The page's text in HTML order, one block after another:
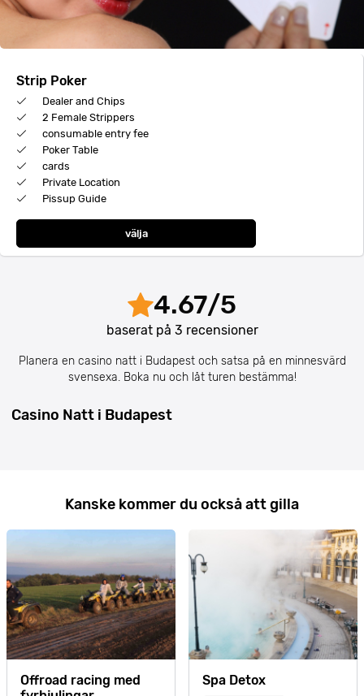
Strip Poker
Dealer and Chips
2 Female Strippers
consumable entry fee
Poker Table
cards
Private Location
Pissup Guide
välja
4.67/5
baserat på 3 recensioner
Planera en casino natt i Budapest och satsa på en minnesvärd
svensexa. Boka nu och låt turen bestämma!
Casino Natt i Budapest
Kanske kommer du också att gilla
Offroad racing med
Spa Detox